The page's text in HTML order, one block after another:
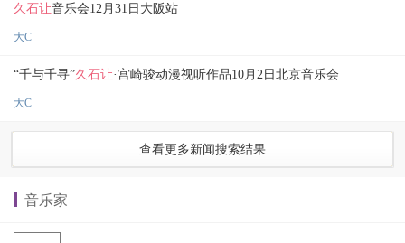
久石让音乐会12月31日大阪站
大C
“千与千寻”久石让·宫崎骏动漫视听作品10月2日北京音乐会
大C
查看更多新闻搜索结果
音乐家